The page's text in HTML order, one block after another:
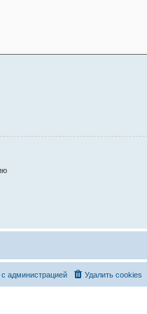
Удалить cookies
администрацией